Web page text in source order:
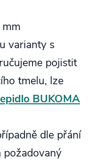
varianty s
pojistit
tmelu, lze
BUKOMA
dle přání
požadovaný